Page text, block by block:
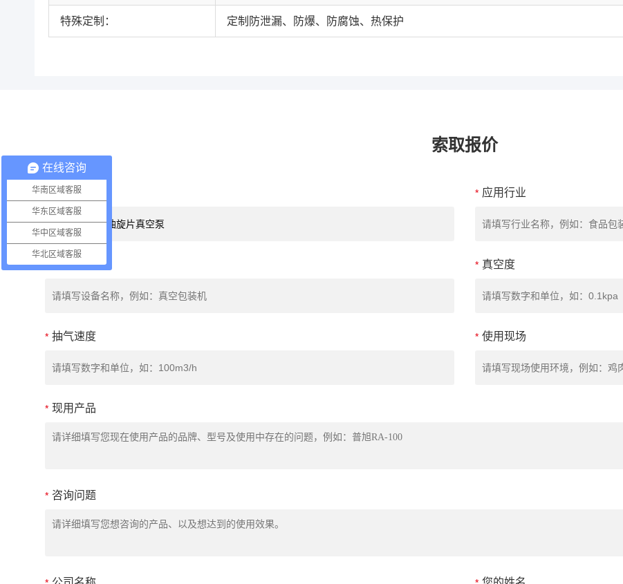
特殊定制： 定制防泄漏、防爆、防腐蚀、热保护
索取报价
产品型号 * 应用行业
* 使用设备 * 真空度
* 抽气速度 * 使用现场
* 现用产品
* 咨询问题
在线咨询
华南区域客服
华东区域客服
华中区域客服
华北区域客服